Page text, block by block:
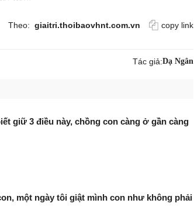
Theo: giaitri.thoibaovhnt.com.vn copy link
Tác giả:Dạ Ngân
giữ 3 điều này, chồng con càng ở gần càng
một ngày tôi giật mình con như không phải